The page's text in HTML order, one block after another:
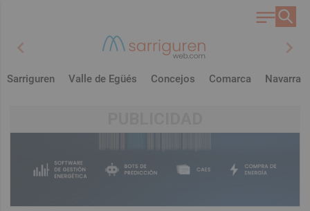
chevron_left chevron_right
Sarriguren Valle de Egüés Concejos Comarca Navarra